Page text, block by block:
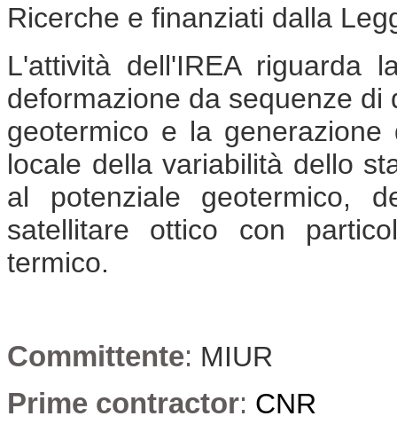
Ricerche e finanziati dalla
L'attività dell'IREA riguarda
deformazione da sequenze
geotermico e la
locale della variabilità dello
al potenziale geotermico,
satellitare ottico con
termico.
Committente: MIUR
Prime contractor: CNR